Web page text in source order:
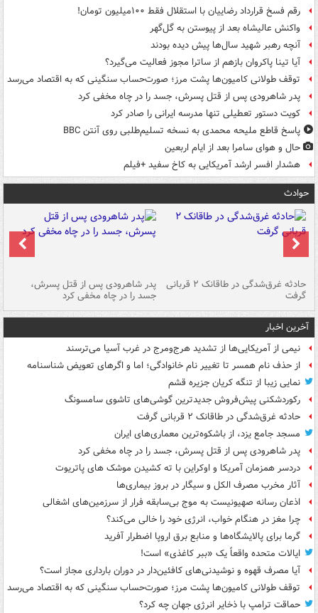
رقم فسخ قرارداد رضاییان با استقلال فقط ۱۰۰میلیون تومان!
واکنش عالیشاه بعد از پیوستن به گل‌گهر
آنچه رهبر شهید سال‌ها پیش دیده بودند
آیا تینا پاکروان بازهم از ساترا مجوز فعالیت می‌گیرد؟
توقف طولانی کامیون‌ها پشت مرز؛ صورت‌حساب سنگینی که به اقتصاد می‌رسد
پدر شاهرودی پس از قتل پسرش، جسد را در چاه مخفی کرد
کویت دستور تعطیلی تنها مدرسه ایرانی را صادر کرد
پاسخ قاطع ملیحه محمدی به نسخه تسلیم‌طلبی روی آنتن BBC
حال و هوای سامرا بعد از ایام اربعین
هشدار افسر ارشد آمریکایی به کاخ سفید +فیلم
حوادث
حادثه غرق‌شدگی در طاقانک ۲ قربانی
گرفت
پدر شاهرودی پس از قتل پسرش،
جسد را در چاه مخفی کرد
آخرین اخبار
نیمی از آمریکایی‌ها از تشدید هرج‌ومرج در غرب آسیا می‌ترسند
از حذف نام همسر تا تغییر نام خانوادگی؛ اما و اگرهای تعویض شناسنامه
نمایی زیبا از تنگه کریان جزیره قشم
رکوردشکنی پیش‌فروش جدیدترین گوشی‌های تاشوی سامسونگ
حادثه غرق‌شدگی در طاقانک ۲ قربانی گرفت
مسجد جامع یزد، از باشکوه‌ترین معماری‌های ایران
پدر شاهرودی پس از قتل پسرش، جسد را در چاه مخفی کرد
دردسر همزمان آمریکا و اوکراین با ته کشیدن موشک های پاتریوت
آثار مخرب مصرف الکل و سیگار در بروز بیماری‌ها
اذعان رسانه صهیونیست به موج بی‌سابقه فرار از سرزمین‌های اشغالی
چرا مغز در هنگام خواب، انرژی خود را خالی می‌کند؟
گرما برای پالایشگاه‌ها و منابع برق اروپا اضطرار آفرید
ایالات متحده واقعاً یک «ببر کاغذی» است!
آیا مصرف قهوه و نوشیدنی‌های کافئین‌دار در دوران بارداری مجاز است؟
توقف طولانی کامیون‌ها پشت مرز؛ صورت‌حساب سنگینی که به اقتصاد می‌رسد
حماقت ترامپ با ذخایر انرژی جهان چه کرد؟